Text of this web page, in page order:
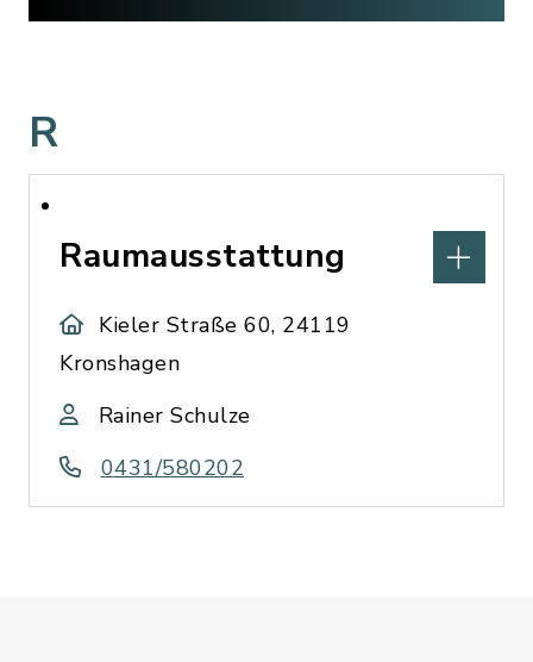
R
Raumausstattung
Kieler Straße 60, 24119
Kronshagen
Rainer Schulze
0431/580202